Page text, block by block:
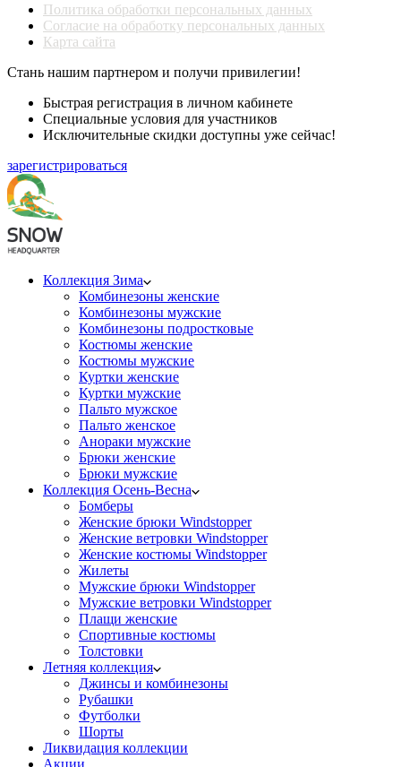
Политика обработки персональных данных
Согласие на обработку персональных данных
Карта сайта
Стань нашим партнером и получи привилегии!
Быстрая регистрация в личном кабинете
Специальные условия для участников
Исключительные скидки доступны уже сейчас!
зарегистрироваться
Коллекция Зима
Комбинезоны женские
Комбинезоны мужские
Комбинезоны подростковые
Костюмы женские
Костюмы мужские
Куртки женские
Куртки мужские
Пальто мужское
Пальто женское
Анораки мужские
Брюки женские
Брюки мужские
Коллекция Осень-Весна
Бомберы
Женские брюки Windstopper
Женские ветровки Windstopper
Женские костюмы Windstopper
Жилеты
Мужские брюки Windstopper
Мужские ветровки Windstopper
Плащи женские
Спортивные костюмы
Толстовки
Летняя коллекция
Джинсы и комбинезоны
Рубашки
Футболки
Шорты
Ликвидация коллекции
Акции